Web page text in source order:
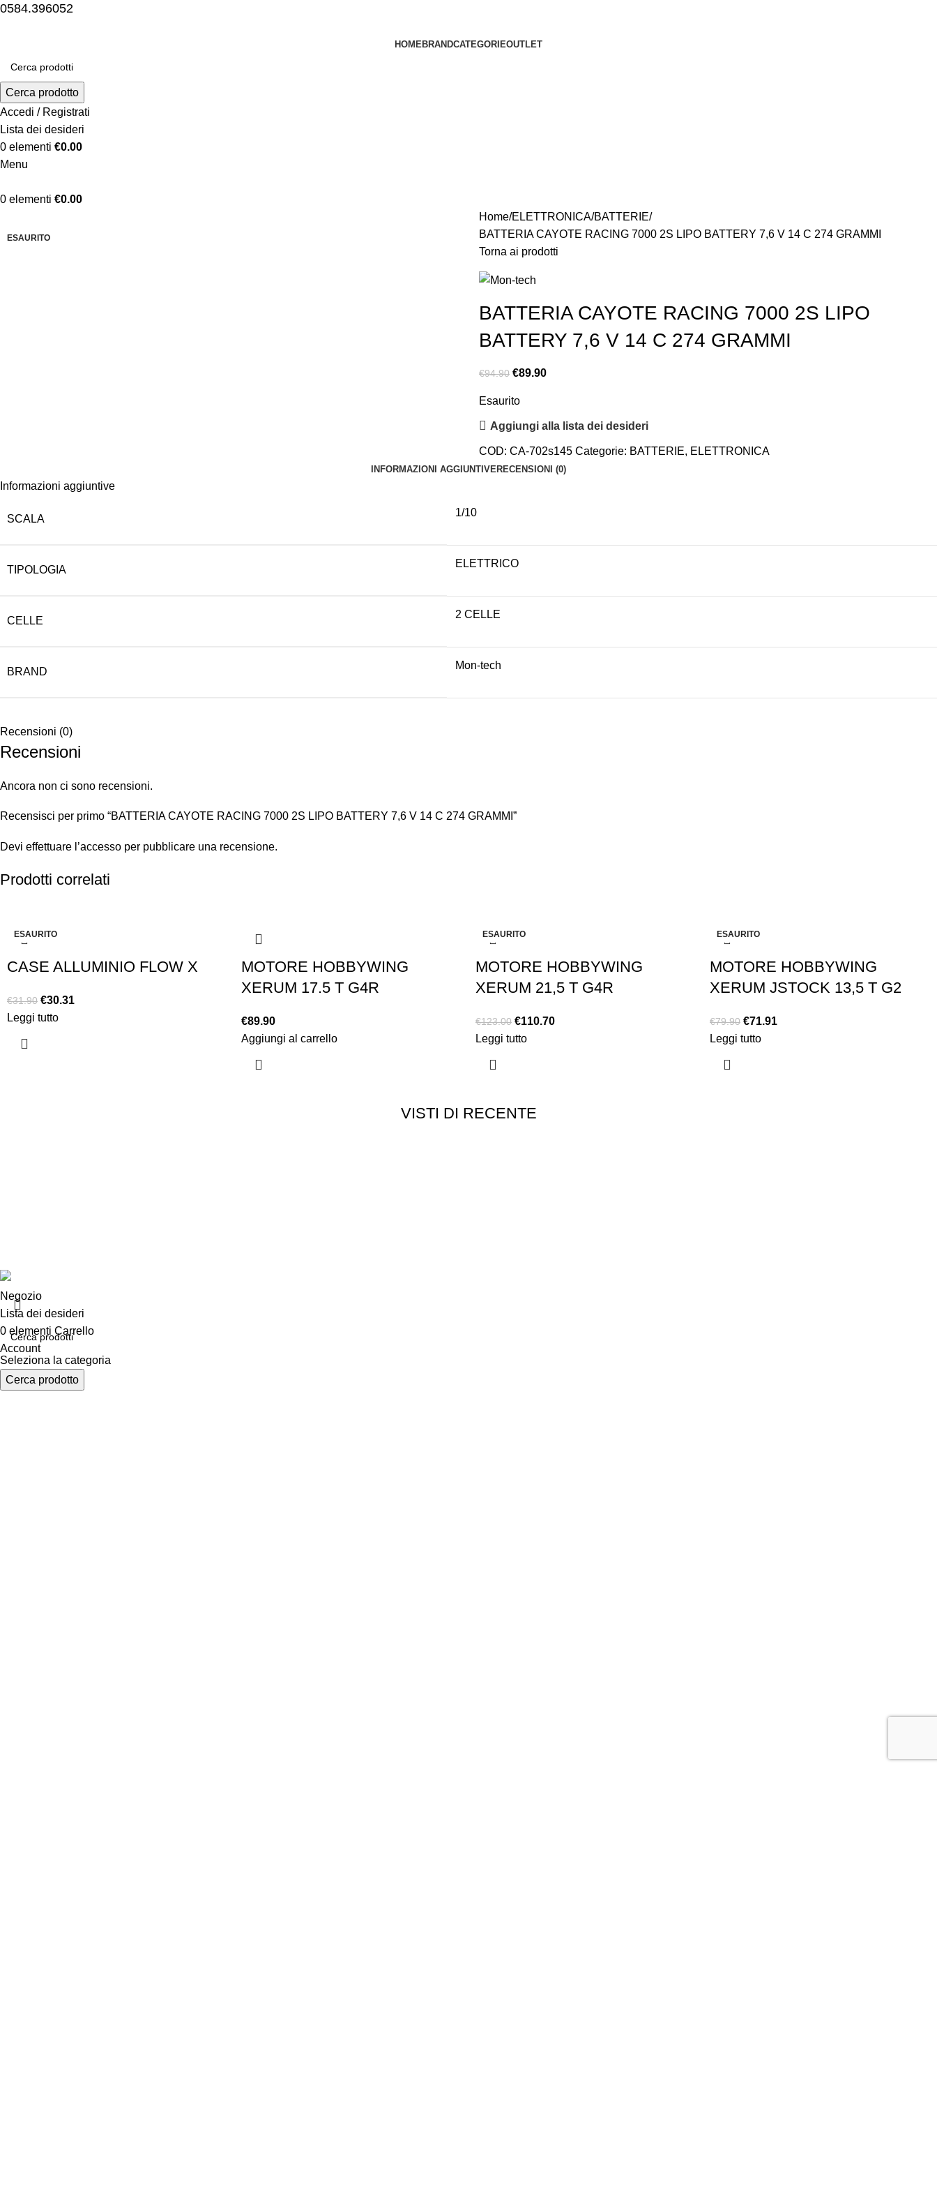
0584.396052
HOMEBRANDCATEGORIEOUTLET
Cerca prodotto
Accedi / Registrati
Lista dei desideri
0 elementi €0.00
Menu
0 elementi €0.00
ESAURITO
Home ELETTRONICA BATTERIE
BATTERIA CAYOTE RACING 7000 2S LIPO BATTERY 7,6 V 14 C 274 GRAMMI
Torna ai prodotti
BATTERIA CAYOTE RACING 7000 2S LIPO
BATTERY 7,6 V 14 C 274 GRAMMI
€94.90 €89.90
Esaurito
Aggiungi alla lista dei desideri
COD: CA-702s145 Categorie: BATTERIE, ELETTRONICA
INFORMAZIONI AGGIUNTIVERECENSIONI (0)
Informazioni aggiuntive
SCALA
1/10
TIPOLOGIA
ELETTRICO
CELLE
2 CELLE
BRAND
Mon-tech
Recensioni (0)
Recensioni
Ancora non ci sono recensioni.
Recensisci per primo “BATTERIA CAYOTE RACING 7000 2S LIPO BATTERY 7,6 V 14 C 274 GRAMMI”
Devi effettuare l’accesso per pubblicare una recensione.
Prodotti correlati
ESAURITO
CASE ALLUMINIO FLOW X
€31.90 €30.31
Leggi tutto
MOTORE HOBBYWING
XERUM 17.5 T G4R
€89.90
Aggiungi al carrello
ESAURITO
MOTORE HOBBYWING
XERUM 21,5 T G4R
€123.00 €110.70
Leggi tutto
ESAURITO
MOTORE HOBBYWING
XERUM JSTOCK 13,5 T G2
€79.90 €71.91
Leggi tutto
VISTI DI RECENTE
Seleziona la categoria
Cerca prodotto
Negozio
Lista dei desideri
0 elementi Carrello
Account